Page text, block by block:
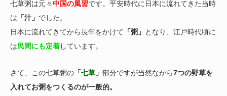
七草粥は元々中国の風習です。平安時代に日本に流れてきた当時
は 「汁」 でした。
日本に流れてきてから長年をかけて 「粥」 となり、江戸時代頃に
は民間にも定着しています。
さて、この七草粥の 「七草」 部分ですが当然ながら7つの野草を
入れてお粥をつくるのが一般的。